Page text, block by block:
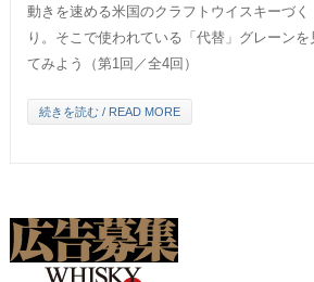
動きを速める米国のクラフトウイスキーづく
り。そこで使われている「代替」グレーンを
てみよう（第1回／全4回）
続きを読む / READ MORE